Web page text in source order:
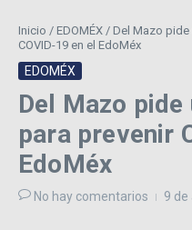
Inicio / EDOMÉX / Del Mazo
COVID-19 en el EdoMéx
EDOMÉX
Del Mazo
para prevenir
EdoMéx
No hay comentarios 9 de